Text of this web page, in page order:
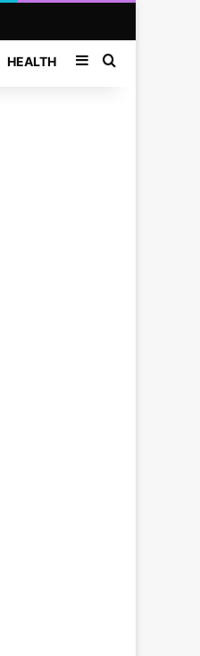
HEALTH SidebarSearch for